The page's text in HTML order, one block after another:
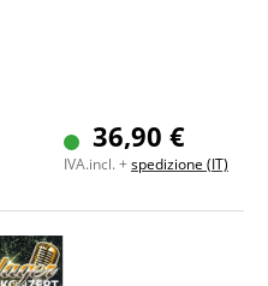
B-Es-As-Des
a spirale36,90 €
IVA.incl. +spedizione (IT)